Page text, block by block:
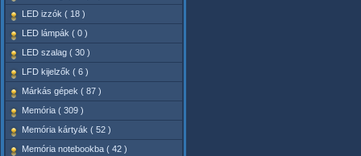
LED izzók ( 18 )
LED lámpák ( 0 )
LED szalag ( 30 )
LFD kijelzők ( 6 )
Márkás gépek ( 87 )
Memória ( 309 )
Memória kártyák ( 52 )
Memória notebookba ( 42 )